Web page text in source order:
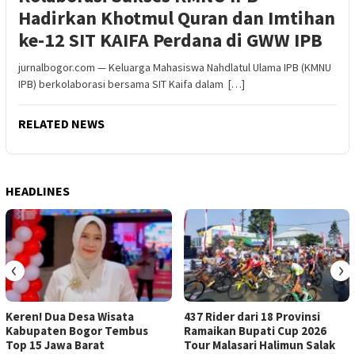
Hadirkan Khotmul Quran dan Imtihan
ke-12 SIT KAIFA Perdana di GWW IPB
jurnalbogor.com — Keluarga Mahasiswa Nahdlatul Ulama IPB (KMNU
IPB) berkolaborasi bersama SIT Kaifa dalam […]
RELATED NEWS
HEADLINES
Keren! Dua Desa Wisata
Kabupaten Bogor Tembus
Top 15 Jawa Barat
437 Rider dari 18 Provinsi
Ramaikan Bupati Cup 2026
Tour Malasari Halimun Salak
‹ ›